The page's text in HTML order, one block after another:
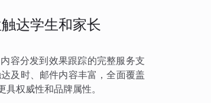
达学生和家长
容分发到效果跟踪的完整服务支
及时、邮件内容丰富，全面覆盖
权威性和品牌属性。